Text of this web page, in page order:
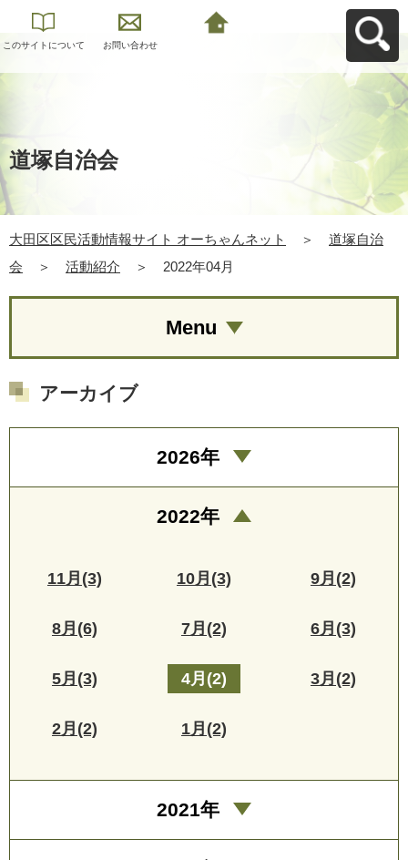
このサイトについて お問い合わせ
道塚自治会
大田区区民活動情報サイト オーちゃんネット ＞
道塚自治
会
＞ 活動紹介 ＞ 2022年04月
Menu
アーカイブ
2026年
2022年
11月(3) 10月(3) 9月(2)
8月(6) 7月(2) 6月(3)
5月(3) 4月(2) 3月(2)
2月(2) 1月(2)
2021年